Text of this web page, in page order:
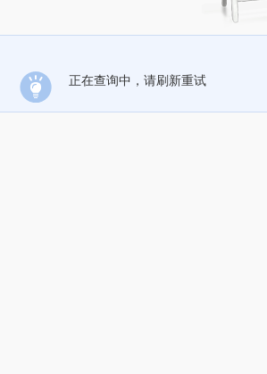
正在查询中，请刷新重试